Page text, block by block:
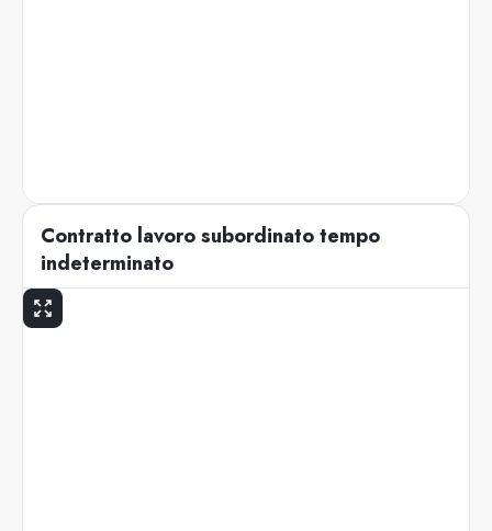
Contratto lavoro subordinato tempo
indeterminato